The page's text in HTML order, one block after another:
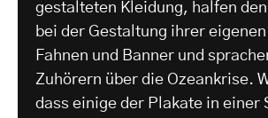
gestalteten Kleidung, halfen
bei der Gestaltung ihrer
Fahnen und Banner und
Zuhörern über die Ozeankrise.
dass einige der Plakate in einer